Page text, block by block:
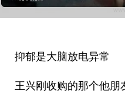
抑郁是大脑放电异常
王兴刚收购的那个他